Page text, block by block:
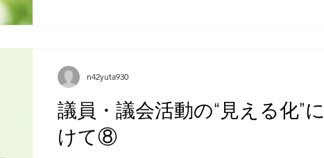
確保のための名札表記の見直し ⑤職員を守るためのカ
タマーハラスメント対策基本方針の策定 その後、令
年6月に職員の名札表記が氏のみとなり、令和8年7月
伊奈町カスタマーハラスメント基本方針が策定・公
れました。 一般質問で提起した課題が、町の具体的な
応として前進したものと受け止めています。 職員が安
議員・議会活動の“見える化”
けて⑧
n42yuta930